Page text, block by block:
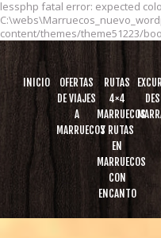
lessphp fatal error: expected
content/themes/theme51223/
INICIO
OFERTAS
DE VIAJES
A
MARRUECOS
RUTAS
4×4
MARRUECOS
Y RUTAS
EN
MARRUECOS
CON
ENCANTO